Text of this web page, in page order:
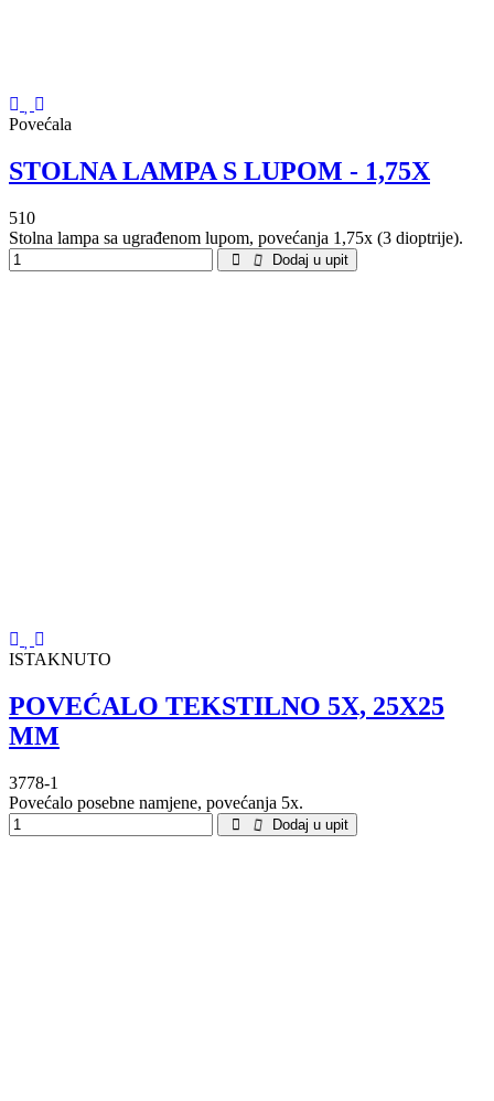
Povećala
STOLNA LAMPA S LUPOM - 1,75X
510
Stolna lampa sa ugrađenom lupom, povećanja 1,75x (3 dioptrije).
Dodaj u upit
ISTAKNUTO
POVEĆALO TEKSTILNO 5X, 25X25
MM
3778-1
Povećalo posebne namjene, povećanja 5x.
Dodaj u upit